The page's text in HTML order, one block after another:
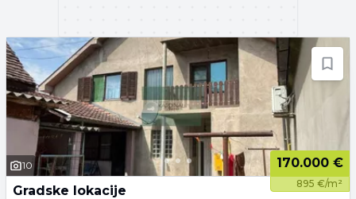
10 170.000 €
895 €/m²
Gradske lokacije